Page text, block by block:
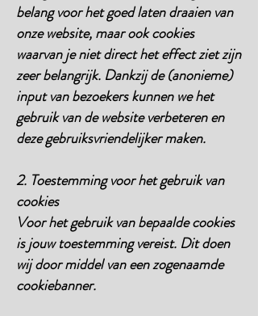
belang voor het goed laten draaien van
onze website, maar ook cookies
waarvan je niet direct het effect ziet zijn
zeer belangrijk. Dankzij de (anonieme)
input van bezoekers kunnen we het
gebruik van de website verbeteren en
deze gebruiksvriendelijker maken.
2. Toestemming voor het gebruik van
cookies
Voor het gebruik van bepaalde cookies
is jouw toestemming vereist. Dit doen
wij door middel van een zogenaamde
cookiebanner.